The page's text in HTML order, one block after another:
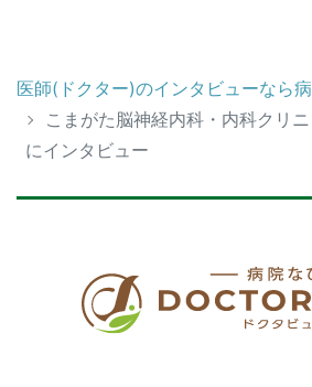
医師(ドクター)のインタビューなら
こまがた脳神経内科・内科クリ
にインタビュー